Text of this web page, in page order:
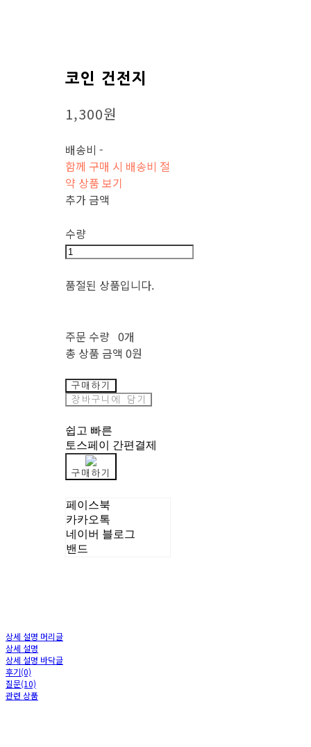
코인 건전지
1,300원
배송비-
함께 구매 시 배송비 절
약 상품 보기
추가 금액
수량
품절된 상품입니다.
주문 수량 0개
총 상품 금액 0원
구매하기
장바구니에 담기
쉽고 빠른
토스페이 간편결제
구매하기
페이스북
카카오톡
네이버 블로그
밴드
상세 설명 머리글
상세 설명
상세 설명 바닥글
후기(0)
질문(10)
관련 상품